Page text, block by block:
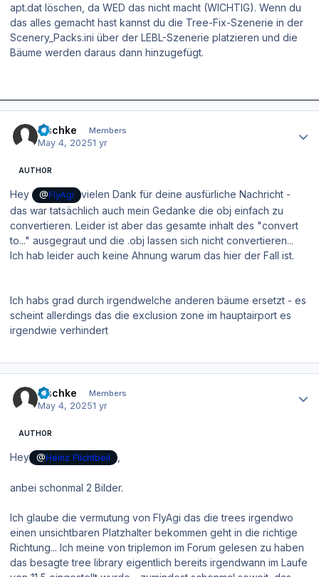
apt.dat löschen, da WED das nicht macht (WICHTIG). Wenn du
das alles gemacht hast kannst du die Tree-Fix-Szenerie in der
Scenery_Packs.ini über der LEBL-Szenerie platzieren und die
Bäume werden daraus dann hinzugefügt.
zischke Members
May 4, 20251 yr
AUTHOR
Hey @FlyAgi
vielen Dank für deine ausfürliche Nachricht -
das war tatsächlich auch mein Gedanke die obj einfach zu
convertieren. Leider ist aber das gesamte inhalt des "convert
to..." ausgegraut und die .obj lassen sich nicht convertieren...
Ich hab leider auch keine Ahnung warum das hier der Fall ist.
Ich habs grad durch irgendwelche anderen bäume ersetzt - es
scheint allerdings das die exclusion zone im hauptairport es
irgendwie verhindert
zischke Members
May 4, 20251 yr
AUTHOR
Hey @Heinz Flichtbeil
anbei schonmal 2 Bilder.
Ich glaube die vermutung von FlyAgi das die trees irgendwo
einen unsichtbaren Platzhalter bekommen geht in die richtige
Richtung... Ich meine von triplemon im Forum gelesen zu haben
das besagte tree library eigentlich bereits irgendwann im Laufe